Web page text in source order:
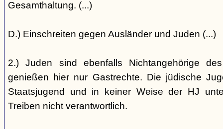
Gesamthaltung. (...)
D.) Einschreiten gegen Ausländer und Juden (...)
2.) Juden sind ebenfalls Nichtangehörige
genießen hier nur Gastrechte. Die jüdische
Staatsjugend und in keiner Weise der HJ
Treiben nicht verantwortlich.